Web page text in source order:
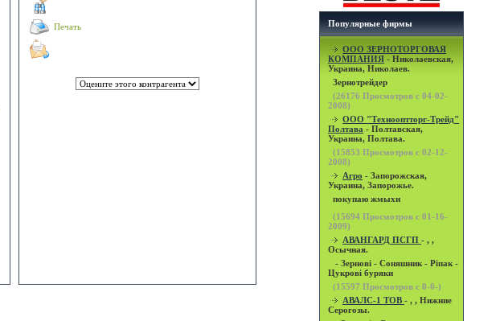
Печать Популярные фирмы
OOO ЗЕРНОТОРГОВАЯ
КОМПАНИЯ - Николаевская,
Украина, Николаев.
Зернотрейдер
(26176 Просмотров с 04-02-
2008)
ООО "Технооптторг-Трейд"
Полтава - Полтавская,
Украина, Полтава.
(15853 Просмотров с 02-12-
2008)
Агро - Запорожская,
Украина, Запорожье.
покупаю жмыхи
(15694 Просмотров с 01-16-
2009)
АВАНГАРД ПСГП - , ,
Осычная.
- Зернові - Соняшник - Ріпак -
Цукрові буряки
(15597 Просмотров с 0-0-)
АВАЛС-1 ТОВ - , , Нижние
Серогозы.